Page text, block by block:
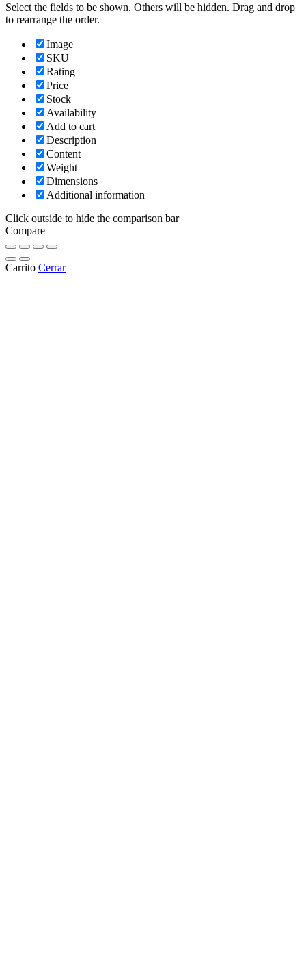
Select the fields to be shown. Others will be hidden. Drag and drop
to rearrange the order.
Image
SKU
Rating
Price
Stock
Availability
Add to cart
Description
Content
Weight
Dimensions
Additional information
Click outside to hide the comparison bar
Compare
Carrito Cerrar